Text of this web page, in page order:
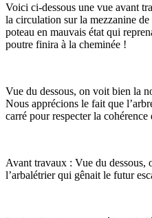
Voici ci-dessous une vue avant
la circulation sur la mezzanine
poteau en mauvais état qui
poutre finira à la cheminée !
Vue du dessous, on voit bien la
Nous apprécions le fait que
carré pour respecter la cohérence
Avant travaux : Vue du dessous,
l’arbalétrier qui gênait le futur